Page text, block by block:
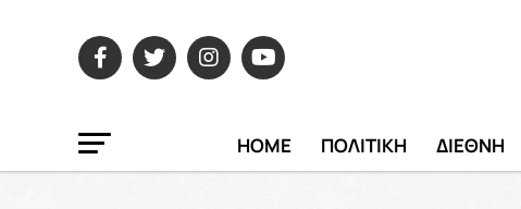
HOME ΠΟΛΙΤΙΚΗ ΔΙΕΘΝΗ